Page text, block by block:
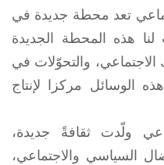
تعد محطة جديدة في
هذه المحطة الجديدة
والتحوّلات في
الوسائل مركزا لإنتاج
ولّدت ثقافةً جديدة،
السياسي والاجتماعي،